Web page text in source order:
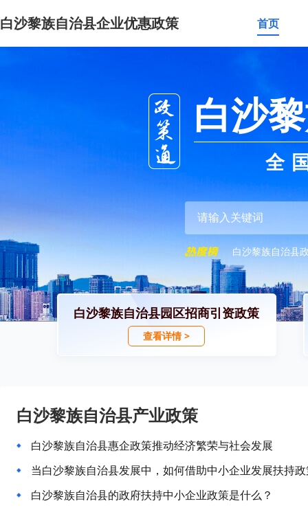
白沙黎族自治县企业优惠政策 首页
白沙
全
白沙黎族自治县
白沙黎族自治县园区招商引资政策
查看详情 >
白沙黎族自治县产业政策
白沙黎族自治县惠企政策推动经济繁荣与社会发展
当白沙黎族自治县发展中，如何借助中小企业发展扶持
白沙黎族自治县的政府扶持中小企业政策是什么？